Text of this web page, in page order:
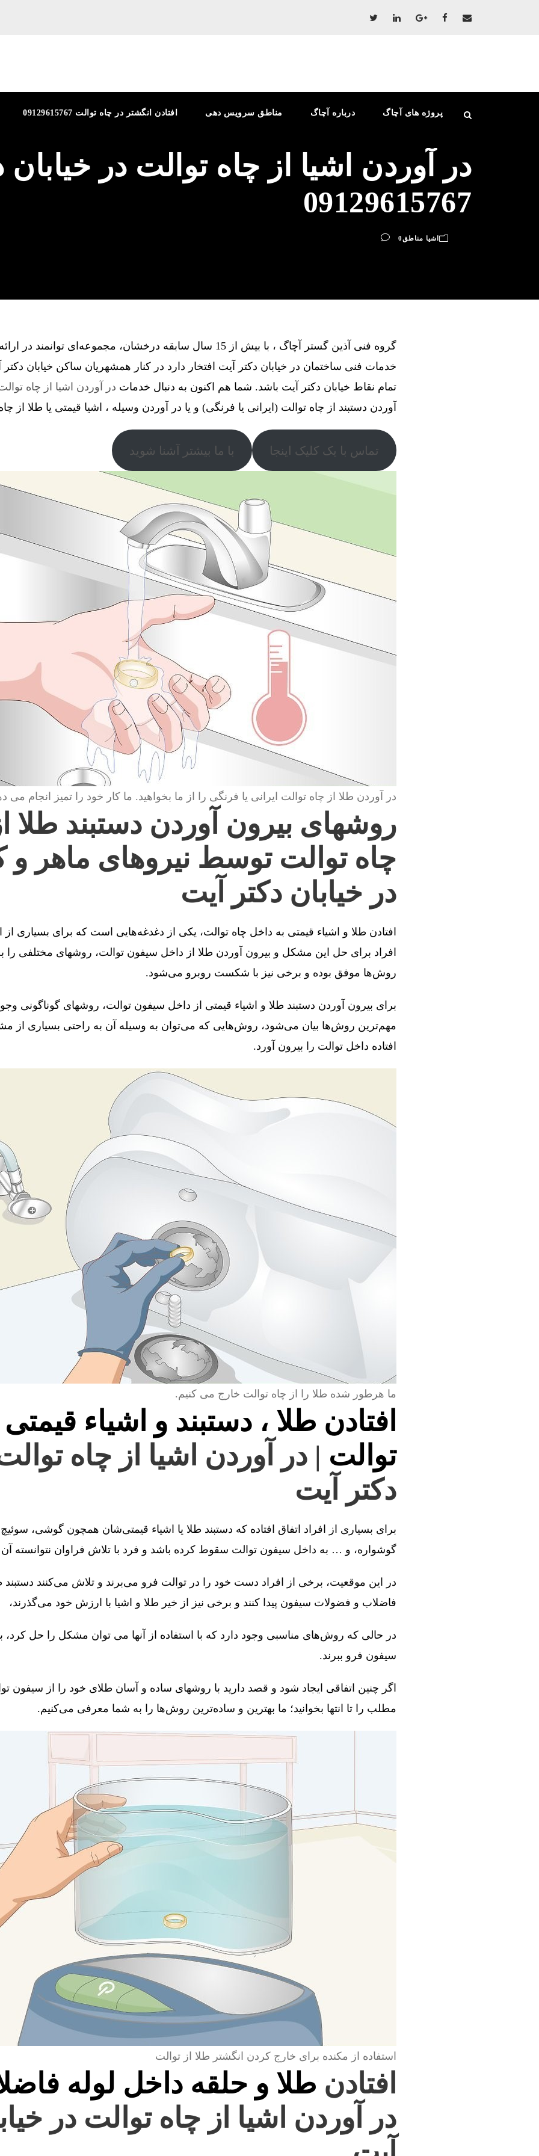
افتادن انگشتر در چاه توالت 09129615767 مناطق سرویس دهی درباره آچاگ پروژه های آچاگ
در آوردن اشیا از چاه توالت در
09129615767
اشیا مناطق 0
گروه فنی آذین گستر آچاگ ، با بیش از 15 سال سابقه درخشان، مجموعه‌ای
خدمات فنی ساختمان در خیابان دکتر آیت افتخار دارد در کنار همشهریان ساکن خیابان
تمام نقاط خیابان دکتر آیت باشد. شما هم اکنون به دنبال خدمات در آوردن اشیا از چاه
آوردن دستبند از چاه توالت (ایرانی یا فرنگی) و یا در آوردن وسیله ، اشیا قیمتی یا طلا از
تماس با یک کلیک اینجا با ما بیشتر آشنا شوید
در آوردن طلا از چاه توالت ایرانی یا فرنگی را از ما بخواهید. ما کار خود را تمیز انجام می
روشهای بیرون آوردن دستبند طلا
چاه توالت توسط نیروهای ماهر و
در خیابان دکتر آیت
افتادن طلا و اشیاء قیمتی به داخل چاه توالت، یکی از دغدغه‌هایی است که برای بسیاری
افراد برای حل این مشکل و بیرون آوردن طلا از داخل سیفون توالت، روشهای مختلفی را
روش‌ها موفق بوده و برخی نیز با شکست روبرو می‌شود.
برای بیرون آوردن دستبند طلا و اشیاء قیمتی از داخل سیفون توالت، روشهای گوناگونی
مهم‌ترین روش‌ها بیان می‌شود، روش‌هایی که می‌توان به وسیله آن به راحتی بسیاری از
افتاده داخل توالت را بیرون آورد.
ما هرطور شده طلا را از چاه توالت خارج می کنیم.
افتادن طلا ، دستبند و اشیاء
توالت | در آوردن اشیا از چاه
دکتر آیت
برای بسیاری از افراد اتفاق افتاده که دستبند طلا یا اشیاء قیمتی‌شان همچون گوشی،
گوشواره، و … به داخل سیفون توالت سقوط کرده باشد و فرد با تلاش فراوان نتوانسته آن
در این موقعیت، برخی از افراد دست خود را در توالت فرو می‌برند و تلاش می‌کنند دستبند
فاضلاب و فضولات سیفون پیدا کنند و برخی نیز از خیر طلا و اشیا با ارزش خود می‌گذرند،
در حالی که روش‌های مناسبی وجود دارد که با استفاده از آنها می توان مشکل را حل
سیفون فرو ببرند.
اگر چنین اتفاقی ایجاد شود و قصد دارید با روشهای ساده و آسان طلای خود را از سیفون
مطلب را تا انتها بخوانید؛ ما بهترین و ساده‌ترین روش‌ها را به شما معرفی می‌کنیم.
استفاده از مکنده برای خارج کردن انگشتر طلا از توالت
افتادن طلا و حلقه داخل لوله
در آوردن اشیا از چاه توالت در